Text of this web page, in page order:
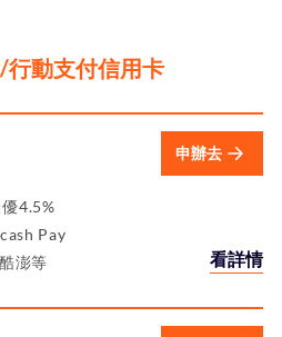
動支付信用卡
申辦去
4.5%
Pay
澎等
看詳情